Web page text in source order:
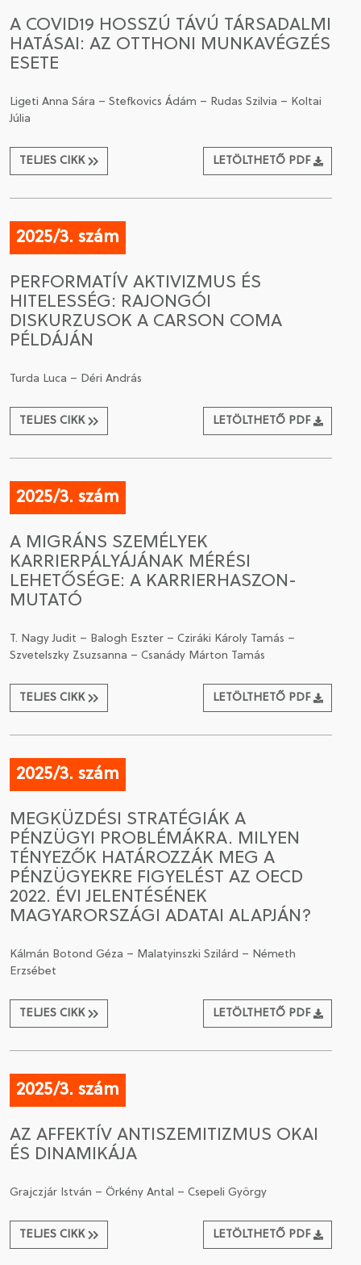
A COVID19 HOSSZÚ TÁVÚ TÁRSADALMI
HATÁSAI: AZ OTTHONI MUNKAVÉGZÉS
ESETE
Ligeti Anna Sára – Stefkovics Ádám – Rudas Szilvia – Koltai
Júlia
TELJES CIKK LETÖLTHETŐ PDF
2025/3. szám
PERFORMATÍV AKTIVIZMUS ÉS
HITELESSÉG: RAJONGÓI
DISKURZUSOK A CARSON COMA
PÉLDÁJÁN
Turda Luca – Déri András
TELJES CIKK LETÖLTHETŐ PDF
2025/3. szám
A MIGRÁNS SZEMÉLYEK
KARRIERPÁLYÁJÁNAK MÉRÉSI
LEHETŐSÉGE: A KARRIERHASZON-
MUTATÓ
T. Nagy Judit – Balogh Eszter – Cziráki Károly Tamás –
Szvetelszky Zsuzsanna – Csanády Márton Tamás
TELJES CIKK LETÖLTHETŐ PDF
2025/3. szám
MEGKÜZDÉSI STRATÉGIÁK A
PÉNZÜGYI PROBLÉMÁKRA. MILYEN
TÉNYEZŐK HATÁROZZÁK MEG A
PÉNZÜGYEKRE FIGYELÉST AZ OECD
2022. ÉVI JELENTÉSÉNEK
MAGYARORSZÁGI ADATAI ALAPJÁN?
Kálmán Botond Géza – Malatyinszki Szilárd – Németh
Erzsébet
TELJES CIKK LETÖLTHETŐ PDF
2025/3. szám
AZ AFFEKTÍV ANTISZEMITIZMUS OKAI
ÉS DINAMIKÁJA
Grajczjár István – Örkény Antal – Csepeli György
TELJES CIKK LETÖLTHETŐ PDF